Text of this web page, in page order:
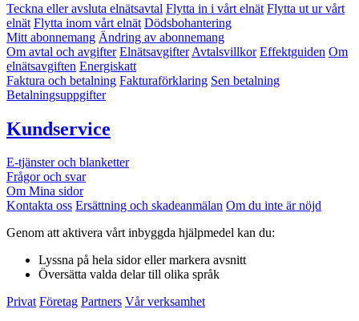
Teckna eller avsluta elnätsavtal Flytta in i vårt elnät Flytta ut ur vårt
elnät Flytta inom vårt elnät Dödsbohantering
Mitt abonnemang Ändring av abonnemang
Om avtal och avgifter Elnätsavgifter Avtalsvillkor Effektguiden Om
elnätsavgiften Energiskatt
Faktura och betalning Fakturaförklaring Sen betalning
Betalningsuppgifter
Kundservice
E-tjänster och blanketter
Frågor och svar
Om Mina sidor
Kontakta oss Ersättning och skadeanmälan Om du inte är nöjd
Genom att aktivera vårt inbyggda hjälpmedel kan du:
Lyssna på hela sidor eller markera avsnitt
Översätta valda delar till olika språk
Privat Företag Partners Vår verksamhet